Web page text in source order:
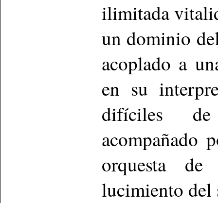
ilimitada
un dominio
acoplado a
en su
difíciles
acompañado
orquesta
lucimiento del